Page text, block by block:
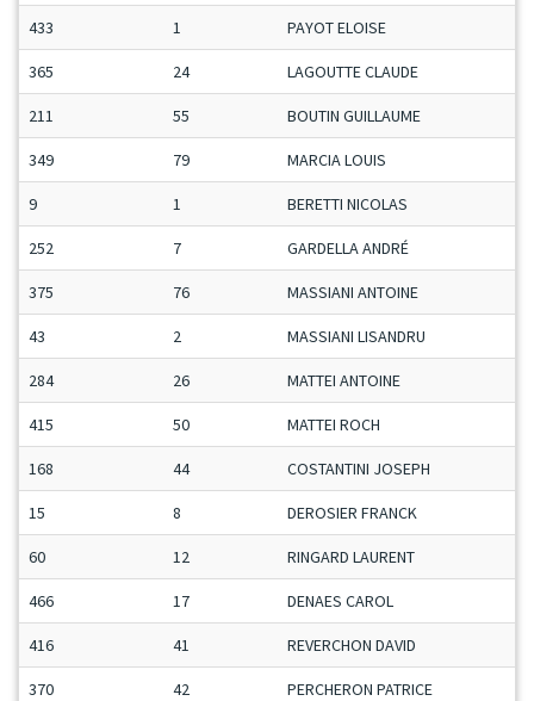
433 1 PAYOT ELOISE
365 24 LAGOUTTE CLAUDE
211 55 BOUTIN GUILLAUME
349 79 MARCIA LOUIS
9 1 BERETTI NICOLAS
252 7 GARDELLA ANDRÉ
375 76 MASSIANI ANTOINE
43 2 MASSIANI LISANDRU
284 26 MATTEI ANTOINE
415 50 MATTEI ROCH
168 44 COSTANTINI JOSEPH
15 8 DEROSIER FRANCK
60 12 RINGARD LAURENT
466 17 DENAES CAROL
416 41 REVERCHON DAVID
370 42 PERCHERON PATRICE